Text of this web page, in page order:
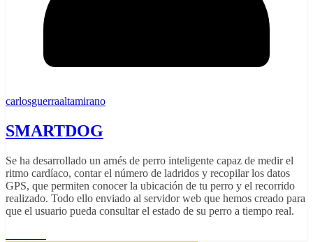
carlosguerraaltamirano
SMARTDOG
Se ha desarrollado un arnés de perro inteligente capaz de medir el
ritmo cardíaco, contar el número de ladridos y recopilar los datos
GPS, que permiten conocer la ubicación de tu perro y el recorrido
realizado. Todo ello enviado al servidor web que hemos creado para
que el usuario pueda consultar el estado de su perro a tiempo real.